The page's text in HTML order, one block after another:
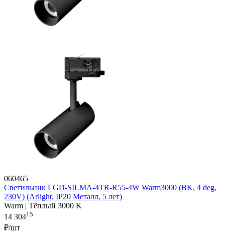
060465
Светильник LGD-SILMA-4TR-R55-4W Warm3000 (BK, 4 deg,
230V) (Arlight, IP20 Металл, 5 лет)
Warm | Тёплый 3000 K
14 30415
₽/шт